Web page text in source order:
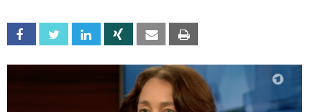
Facebook Twitter Linkedin Xing Email